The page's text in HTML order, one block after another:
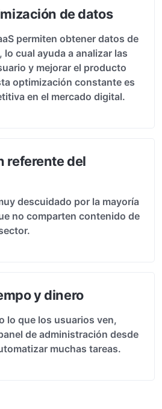
de datos
permiten obtener datos de
lo cual ayuda a analizar las
y mejorar el producto
optimización constante es
en el mercado digital.
referente del
descuidado por la mayoría
no comparten contenido de
y dinero
lo que los usuarios ven,
de administración desde
muchas tareas.